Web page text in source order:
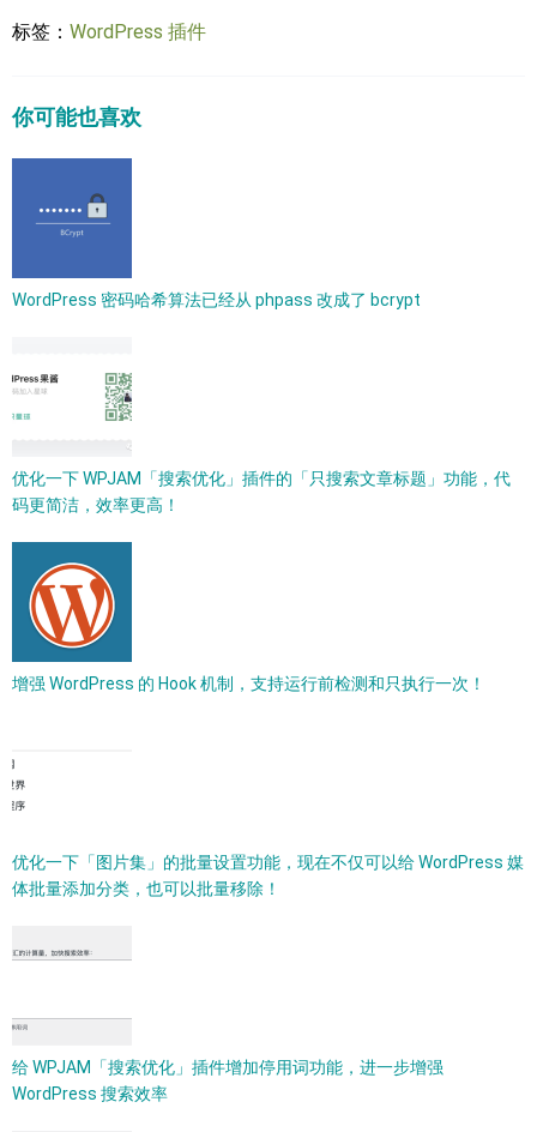
标签： WordPress 插件
你可能也喜欢
WordPress 密码哈希算法已经从 phpass 改成了 bcrypt​
优化一下 WPJAM「搜索优化」插件的「只搜索文章标题」功能，代
码更简洁，效率更高！
增强 WordPress 的 Hook 机制，支持运行前检测和只执行一次！
优化一下「图片集」的批量设置功能，现在不仅可以给 WordPress 媒
体批量添加分类，也可以批量移除！
给 WPJAM「搜索优化」插件增加停用词功能，进一步增强
WordPress 搜索效率